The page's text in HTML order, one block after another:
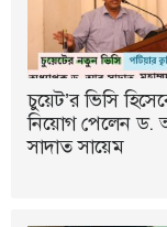
চুয়েট’র ভিসি
নিয়োগ পেলেন ড.
সাদাত সায়েম